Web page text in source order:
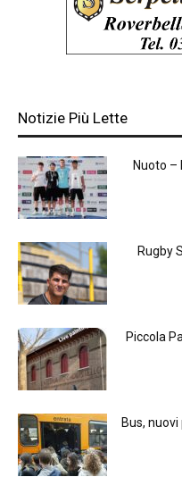
Notizie Più Lette
Nuoto –
Rugby
Piccola
Bus,